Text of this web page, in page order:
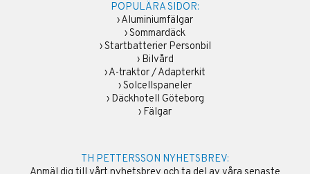
POPULÄRA SIDOR:
›Aluminiumfälgar
›Sommardäck
›Startbatterier Personbil
› Bilvård
›A-traktor / Adapterkit
›Solcellspaneler
› Däckhotell Göteborg
› Fälgar
TH PETTERSSON NYHETSBREV: